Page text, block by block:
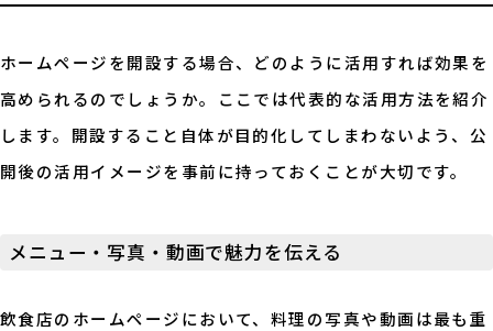
ホームページを開設する場合、どのように活用すれば効果を
高められるのでしょうか。ここでは代表的な活用方法を紹介
します。開設すること自体が目的化してしまわないよう、公
開後の活用イメージを事前に持っておくことが大切です。
メニュー・写真・動画で魅力を伝える
飲食店のホームページにおいて、料理の写真や動画は最も重